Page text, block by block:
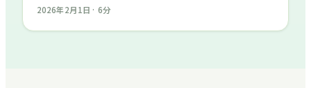
会場に来ない「試験前脱落」も深刻化。合格の鍵は、がむ
2026年2月1日 · 6分